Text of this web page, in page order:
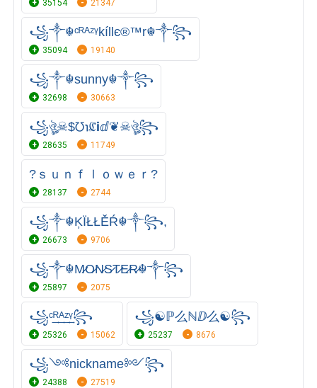
35154 21347
꧁༒☬ᶜᴿᴬᶻᵞkíllє®™r☬༒꧂
35094 19140
꧁༒☬sunny☬༒꧂
32698 30663
꧁ঔৣ☠︎$℧℩ℭℹ︎ⅆ❦☠︎ঔৣ꧂
28635 11749
?ｓｕｎｆｌｏｗｅｒ?
28137 2744
꧁༒☬ĶÏŁŁĚŔ☬༒꧂,
26673 9706
꧁༒☬M̷O̷N̷S̷T̷E̷R̷☬༒꧂
25897 2075
꧁ᶜ͢ᴿ͢ᴬ͢ᶻ͢ᵞ꧂
25326 15062
꧁☯ℙ么ℕⅅ么☯꧂
25237 8676
꧁༺nickname༻꧂
24388 27519